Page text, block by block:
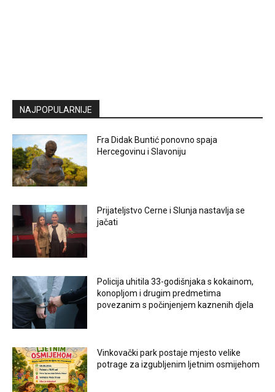
NAJPOPULARNIJE
Fra Didak Buntić ponovno spaja
Hercegovinu i Slavoniju
Prijateljstvo Cerne i Slunja nastavlja se
jačati
Policija uhitila 33-godišnjaka s kokainom,
konopljom i drugim predmetima
povezanim s počinjenjem kaznenih djela
Vinkovački park postaje mjesto velike
potrage za izgubljenim ljetnim osmijehom